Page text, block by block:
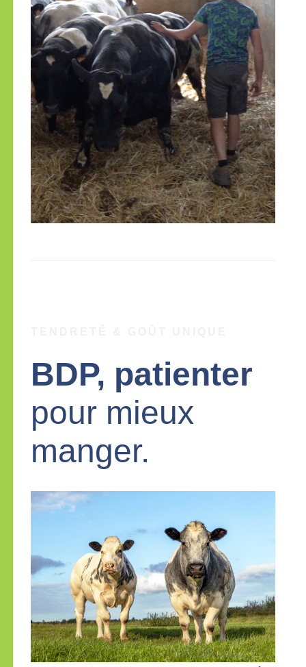
BDP, patienter
pour mieux
manger.